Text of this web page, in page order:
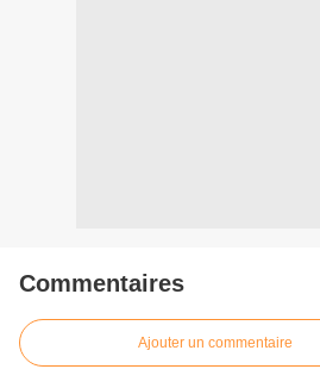
Commentaires
Ajouter un commentaire